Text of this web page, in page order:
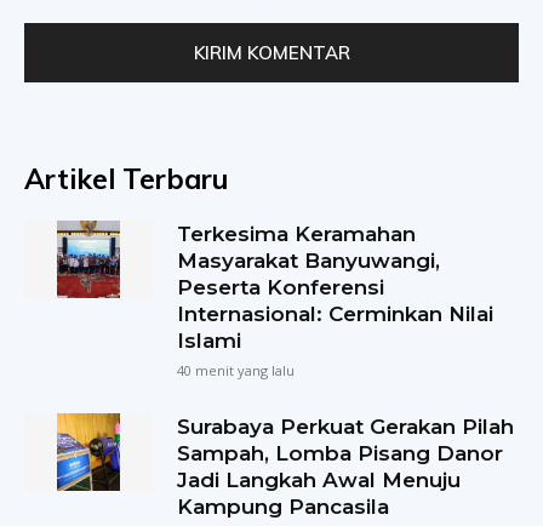
Artikel Terbaru
Terkesima Keramahan
Masyarakat Banyuwangi,
Peserta Konferensi
Internasional: Cerminkan Nilai
Islami
40 menit yang lalu
Surabaya Perkuat Gerakan Pilah
Sampah, Lomba Pisang Danor
Jadi Langkah Awal Menuju
Kampung Pancasila